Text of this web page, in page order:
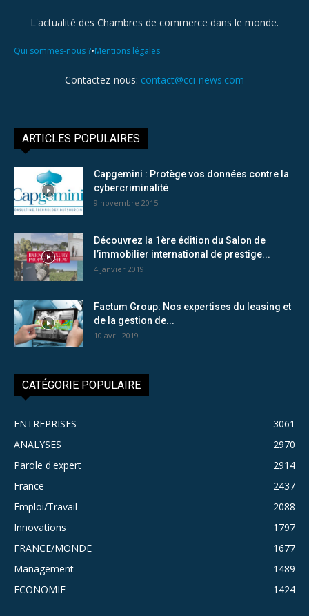
L'actualité des Chambres de commerce dans le monde.
Qui sommes-nous ?•Mentions légales
Contactez-nous: contact@cci-news.com
ARTICLES POPULAIRES
Capgemini : Protège vos données contre la
cybercriminalité
9 novembre 2015
Découvrez la 1ère édition du Salon de
l’immobilier international de prestige...
4 janvier 2019
Factum Group: Nos expertises du leasing et
de la gestion de...
10 avril 2019
CATÉGORIE POPULAIRE
ENTREPRISES
3061
ANALYSES
2970
Parole d'expert
2914
France
2437
Emploi/Travail
2088
Innovations
1797
FRANCE/MONDE
1677
Management
1489
ECONOMIE
1424